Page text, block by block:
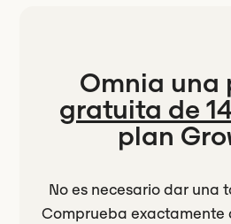
Omnia una
gratuita de
plan
No es necesario dar una
Comprueba exactamente